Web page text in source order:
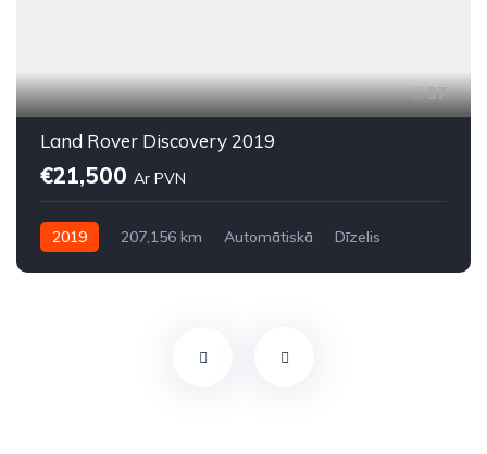
37
Land Rover Discovery 2019
€21,500 Ar PVN
2019 207,156 km Automātiskā
Dīzelis